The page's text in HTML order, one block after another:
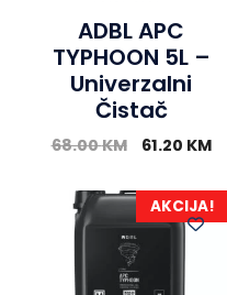
ADBL APC
TYPHOON 5L –
Univerzalni
Čistač
68.00KM 61.20 KM
AKCIJA!